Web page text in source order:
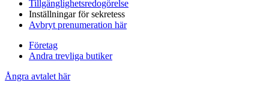
Tillgänglighetsredogörelse
Inställningar för sekretess
Avbryt prenumeration här
Företag
Andra trevliga butiker
Ångra avtalet här